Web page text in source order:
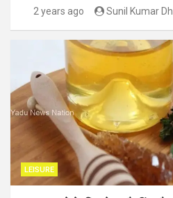
2 years ago Sunil Kumar
LEISURE